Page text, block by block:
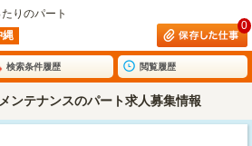
りのパート
縄
0
検索条件履歴 閲覧履歴
ンテナンスのパート求人募集情報